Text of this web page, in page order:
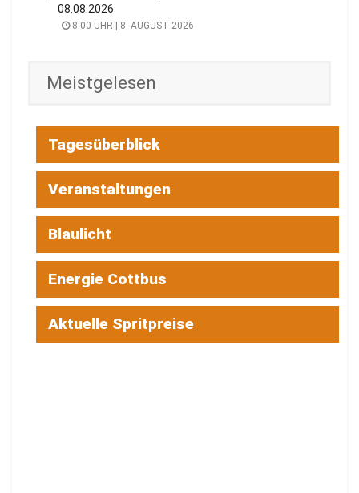
08.08.2026
8:00 UHR | 8. AUGUST 2026
Meistgelesen
Tagesüberblick
Veranstaltungen
Blaulicht
Energie Cottbus
Aktuelle Spritpreise